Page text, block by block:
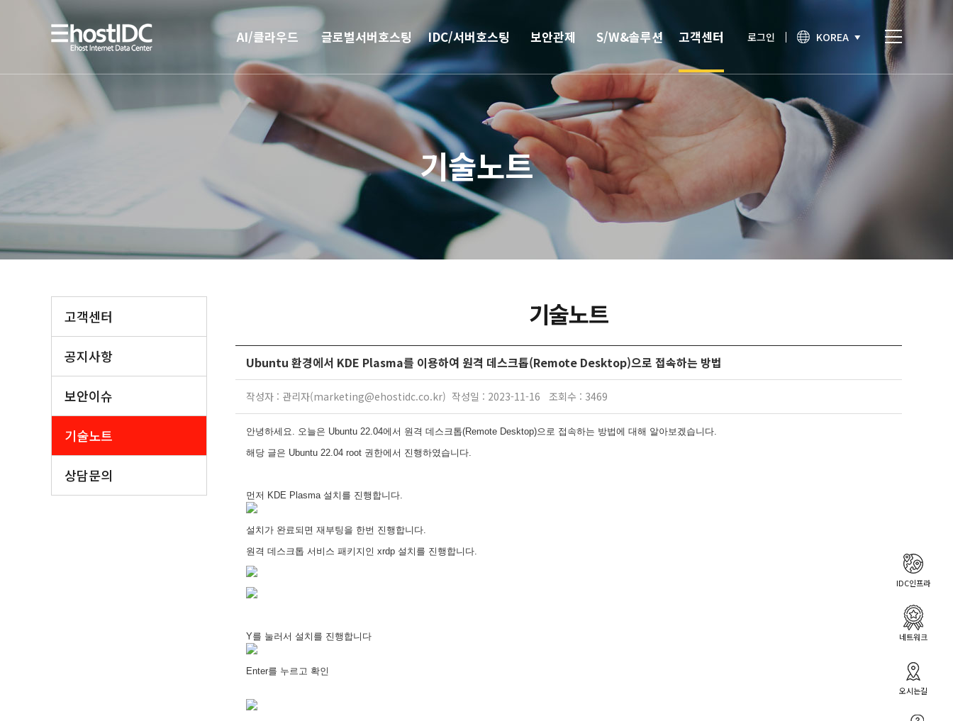
AI/클라우드
AI 인프라
AI 전용 서버호스팅
글로벌서버호스팅
해외
IDC/서버호스팅
서버호스팅
CN2 중국회선
서버 매니지먼트
IPFS 구축
L4 로드밸런싱
보안관제
안티랜섬웨어
웹격리(RBI)
방화벽
보안솔루션
DDoS & 백신
S/W&솔루션
부가서비스
SSO 통합인증
모바일 간편인증
고객센터
공지사항
기술노트
상담문의
로그인 KOREA
기술노트
고객센터
공지사항
보안이슈
기술노트
상담문의
기술노트
Ubuntu 환경에서 KDE Plasma를 이용하여 원격 데스크톱(Remote Desktop)으로 접속하는 방법
작성자 : 관리자(marketing@ehostidc.co.kr) 작성일 : 2023-11-16 조회수 : 3469
안녕하세요. 오늘은 Ubuntu 22.04에서 원격 데스크톱(Remote Desktop)으로 접속하는 방법에 대해 알아보겠습니다.
해당 글은 Ubuntu 22.04 root 권한에서 진행하였습니다.
먼저 KDE Plasma 설치를 진행합니다.
설치가 완료되면 재부팅을 한번 진행합니다.
원격 데스크톱 서비스 패키지인 xrdp 설치를 진행합니다.
Y를 눌러서 설치를 진행합니다
Enter를 누르고 확인
IDC인프라
네트워크
오시는길